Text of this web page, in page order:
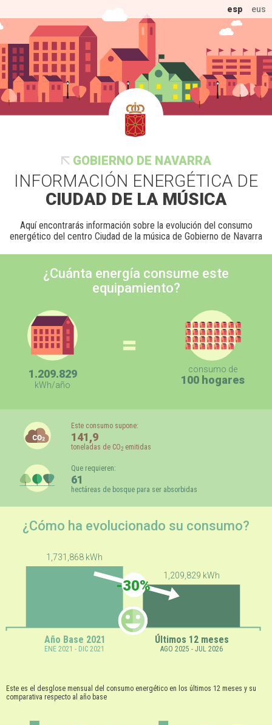
esp eus
GOBIERNO DE NAVARRA
INFORMACIÓN ENERGÉTICA DE
CIUDAD DE LA MÚSICA
Aquí encontrarás información sobre la evolución del consumo
energético del centro Ciudad de la música de Gobierno de Navarra
¿Cuánta energía consume este
equipamiento?
1.209.829
kWh/año
consumo de
100 hogares
Este consumo supone:
141,9
toneladas de CO2emitidas
Que requieren:
61
hectáreas de bosque para ser absorbidas
¿Cómo ha evolucionado su consumo?
Año Base 2021 Últimos 12 meses
ENE 2021 - DIC 2021 AGO 2025 - JUL 2026
1,731,868 kWh
1,209,829 kWh
-30%
Este es el desglose mensual del consumo energético en los últimos 12 meses y su
comparativa respecto al año base